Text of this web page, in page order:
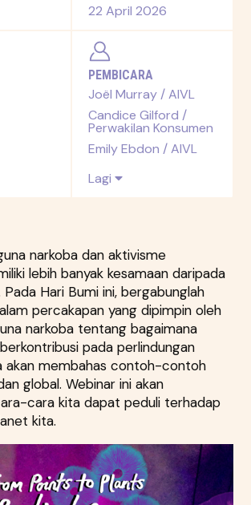
22 April 2026
PEMBICARA
Joël Murray / AIVL
Candice Gilford /
Perwakilan Konsumen
Emily Ebdon / AIVL
Lagi
narkoba dan aktivisme
lebih banyak kesamaan daripada
Pada Hari Bumi ini, bergabunglah
percakapan yang dipimpin oleh
narkoba tentang bagaimana
pada perlindungan
akan membahas contoh-contoh
global. Webinar ini akan
cara kita dapat peduli terhadap
kita.